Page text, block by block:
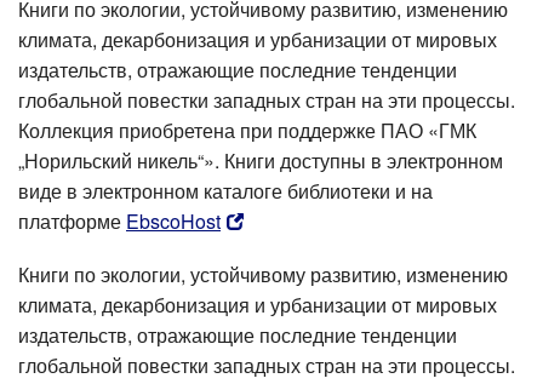
Книги по экологии, устойчивому развитию, изменению
климата, декарбонизация и урбанизации от мировых
издательств, отражающие последние тенденции
глобальной повестки западных стран на эти процессы.
Коллекция приобретена при поддержке ПАО «ГМК
„Норильский никель“». Книги доступны в электронном
виде в электронном каталоге библиотеки и на
платформе EbscoHost
Книги по экологии, устойчивому развитию, изменению
климата, декарбонизация и урбанизации от мировых
издательств, отражающие последние тенденции
глобальной повестки западных стран на эти процессы.